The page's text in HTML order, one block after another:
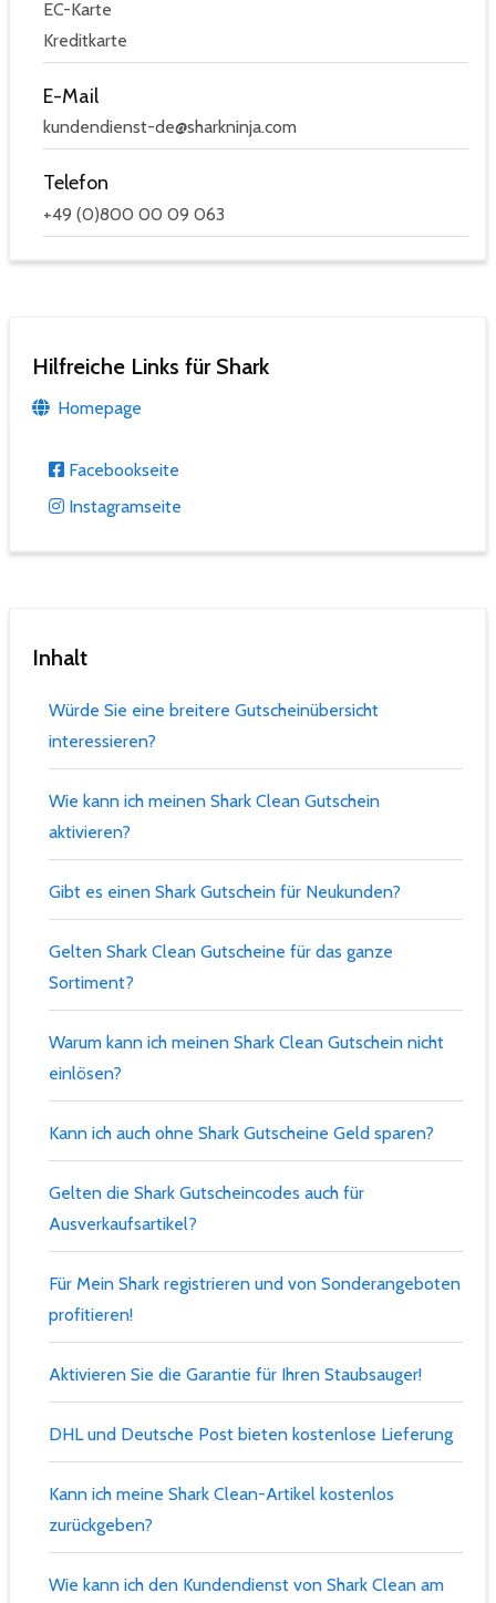
EC-Karte
Kreditkarte
E-Mail
kundendienst-de@sharkninja.com
Telefon
+49 (0)800 00 09 063
Hilfreiche Links für Shark
Homepage
Facebookseite
Instagramseite
Inhalt
Würde Sie eine breitere Gutscheinübersicht
interessieren?
Wie kann ich meinen Shark Clean Gutschein
aktivieren?
Gibt es einen Shark Gutschein für Neukunden?
Gelten Shark Clean Gutscheine für das ganze
Sortiment?
Warum kann ich meinen Shark Clean Gutschein nicht
einlösen?
Kann ich auch ohne Shark Gutscheine Geld sparen?
Gelten die Shark Gutscheincodes auch für
Ausverkaufsartikel?
Für Mein Shark registrieren und von Sonderangeboten
profitieren!
Aktivieren Sie die Garantie für Ihren Staubsauger!
DHL und Deutsche Post bieten kostenlose Lieferung
Kann ich meine Shark Clean-Artikel kostenlos
zurückgeben?
Wie kann ich den Kundendienst von Shark Clean am